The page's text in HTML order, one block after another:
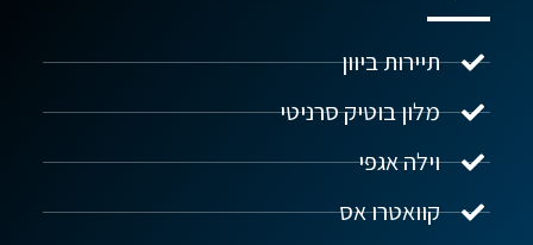
תיירות ביוון
מלון בוטיק סרניטי
וילה אגפי
קוואטרו אס
נדל"ן ביוון G.R.E